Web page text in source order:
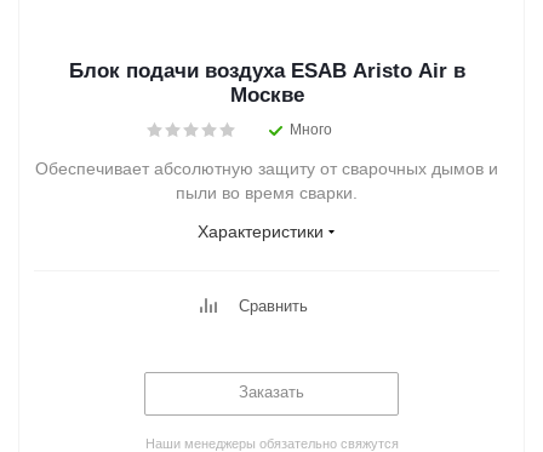
Блок подачи воздуха ESAB Aristo Air в
Москве
Много
Обеспечивает абсолютную защиту от сварочных дымов и
пыли во время сварки.
Характеристики
Сравнить
Заказать
Наши менеджеры обязательно свяжутся